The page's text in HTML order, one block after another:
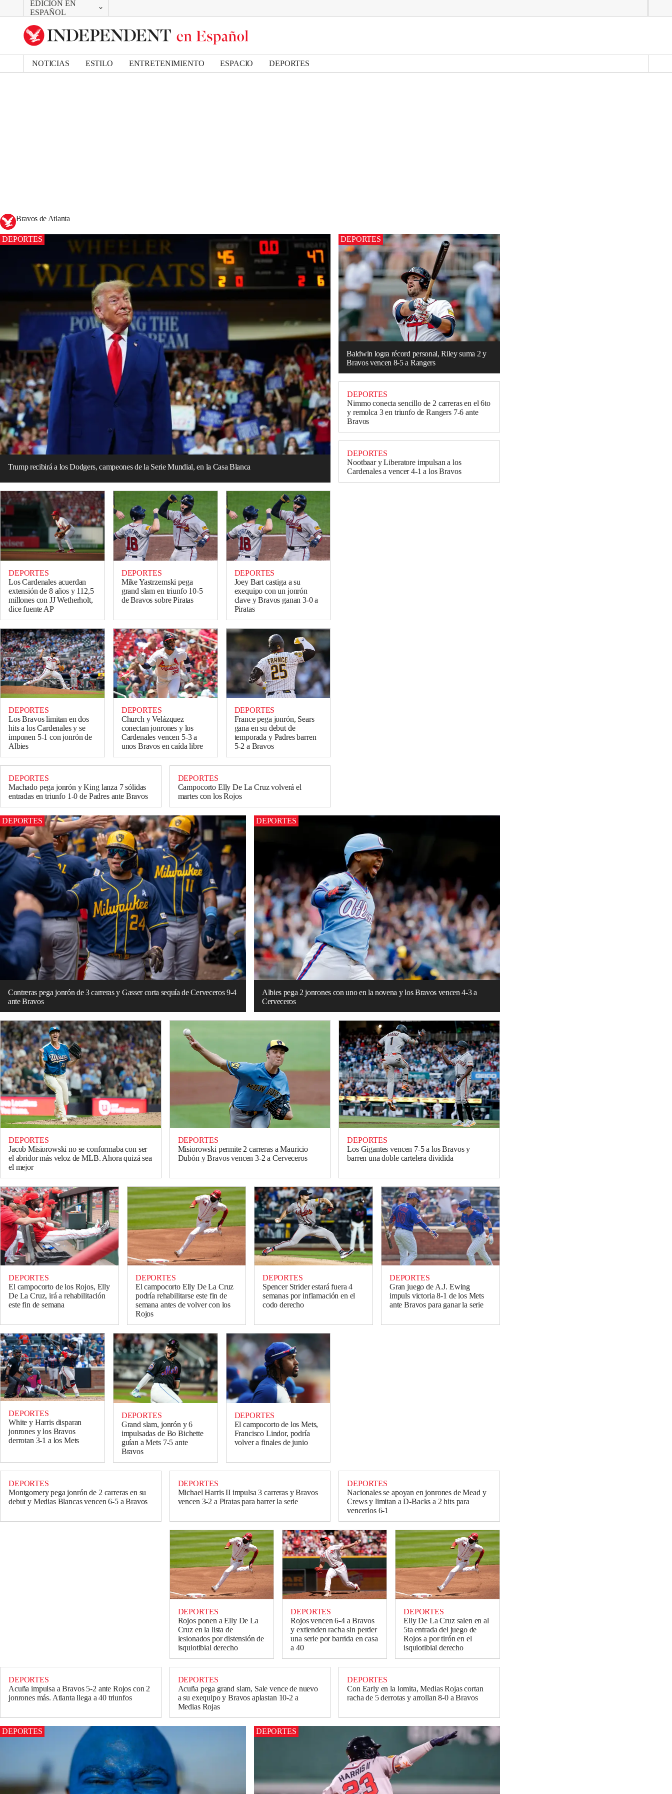
EDICIÓN EN
ESPAÑOL
CAMBIAR
UK Edition
US Edition
NOTICIAS ESTILO ENTRETENIMIENTO ESPACIO DEPORTES
Bravos de Atlanta
DEPORTES
Trump recibirá a los Dodgers, campeones de la Serie Mundial, en la Casa Blanca
DEPORTES
Baldwin logra récord personal, Riley suma 2 y
Bravos vencen 8-5 a Rangers
DEPORTES
Nimmo conecta sencillo de 2 carreras en el 6to
y remolca 3 en triunfo de Rangers 7-6 ante
Bravos
DEPORTES
Nootbaar y Liberatore impulsan a los
Cardenales a vencer 4-1 a los Bravos
DEPORTES
Los Cardenales acuerdan
extensión de 8 años y 112,5
millones con JJ Wetherholt,
dice fuente AP
DEPORTES
Mike Yastrzemski pega
grand slam en triunfo 10-5
de Bravos sobre Piratas
DEPORTES
Joey Bart castiga a su
exequipo con un jonrón
clave y Bravos ganan 3-0 a
Piratas
DEPORTES
Los Bravos limitan en dos
hits a los Cardenales y se
imponen 5-1 con jonrón de
Albies
DEPORTES
Church y Velázquez
conectan jonrones y los
Cardenales vencen 5-3 a
unos Bravos en caída libre
DEPORTES
France pega jonrón, Sears
gana en su debut de
temporada y Padres barren
5-2 a Bravos
DEPORTES
Machado pega jonrón y King lanza 7 sólidas
entradas en triunfo 1-0 de Padres ante Bravos
DEPORTES
Campocorto Elly De La Cruz volverá el
martes con los Rojos
DEPORTES
Contreras pega jonrón de 3 carreras y Gasser corta sequía de Cerveceros 9-4
ante Bravos
DEPORTES
Albies pega 2 jonrones con uno en la novena y los Bravos vencen 4-3 a
Cerveceros
DEPORTES
Jacob Misiorowski no se conformaba con ser
el abridor más veloz de MLB. Ahora quizá sea
el mejor
DEPORTES
Misiorowski permite 2 carreras a Mauricio
Dubón y Bravos vencen 3-2 a Cerveceros
DEPORTES
Los Gigantes vencen 7-5 a los Bravos y
barren una doble cartelera dividida
DEPORTES
El campocorto de los Rojos, Elly
De La Cruz, irá a rehabilitación
este fin de semana
DEPORTES
El campocorto Elly De La Cruz
podría rehabilitarse este fin de
semana antes de volver con los
Rojos
DEPORTES
Spencer Strider estará fuera 4
semanas por inflamación en el
codo derecho
DEPORTES
Gran juego de A.J. Ewing
impuls victoria 8-1 de los Mets
ante Bravos para ganar la serie
DEPORTES
White y Harris disparan
jonrones y los Bravos
derrotan 3-1 a los Mets
DEPORTES
Grand slam, jonrón y 6
impulsadas de Bo Bichette
guían a Mets 7-5 ante
Bravos
DEPORTES
El campocorto de los Mets,
Francisco Lindor, podría
volver a finales de junio
DEPORTES
Montgomery pega jonrón de 2 carreras en su
debut y Medias Blancas vencen 6-5 a Bravos
DEPORTES
Michael Harris II impulsa 3 carreras y Bravos
vencen 3-2 a Piratas para barrer la serie
DEPORTES
Nacionales se apoyan en jonrones de Mead y
Crews y limitan a D-Backs a 2 hits para
vencerlos 6-1
DEPORTES
Rojos ponen a Elly De La
Cruz en la lista de
lesionados por distensión de
isquiotibial derecho
DEPORTES
Rojos vencen 6-4 a Bravos
y extienden racha sin perder
una serie por barrida en casa
a 40
DEPORTES
Elly De La Cruz salen en al
5ta entrada del juego de
Rojos a por tirón en el
isquiotibial derecho
DEPORTES
Acuña impulsa a Bravos 5-2 ante Rojos con 2
jonrones más. Atlanta llega a 40 triunfos
DEPORTES
Acuña pega grand slam, Sale vence de nuevo
a su exequipo y Bravos aplastan 10-2 a
Medias Rojas
DEPORTES
Con Early en la lomita, Medias Rojas cortan
racha de 5 derrotas y arrollan 8-0 a Bravos
DEPORTES DEPORTES